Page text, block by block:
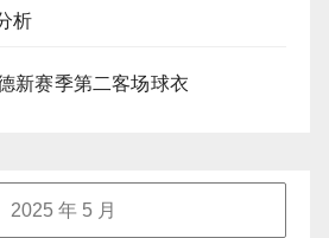
析
新赛季第二客场球衣
2025 年 5 月